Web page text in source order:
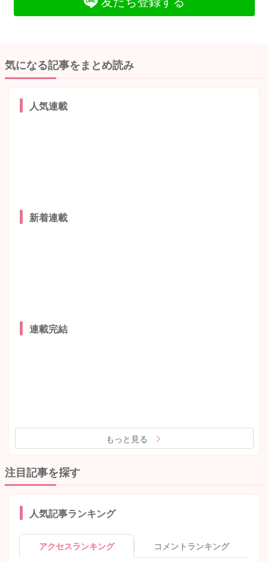
気になる記事をまとめ読み
人気連載
新着連載
連載完結
もっと見る
注目記事を探す
人気記事ランキング
アクセスランキング コメントランキング